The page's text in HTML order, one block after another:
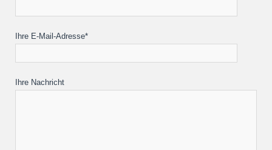
Ihre E-Mail-Adresse*
Ihre Nachricht